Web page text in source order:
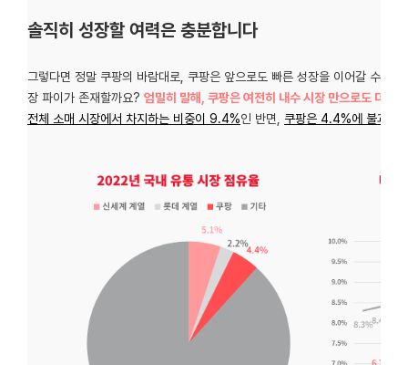
솔직히 성장할 여력은 충분합니다
그렇다면 정말 쿠팡의 바람대로, 쿠팡은 앞으로도 빠른 성장을 이어갈 수 있
장 파이가 존재할까요? 엄밀히 말해, 쿠팡은 여전히 내수 시장 만으로도 더 성
전체 소매 시장에서 차지하는 비중이 9.4%인 반면, 쿠팡은 4.4%에 불과하